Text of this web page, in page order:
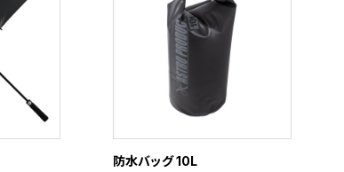
防水バッグ 10L